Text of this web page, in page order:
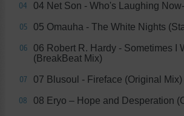
04 04 Net Son - Who's Laughing
05 05 Omauha - The White Nights
06
06 Robert R. Hardy - Sometimes I
(BreakBeat Mix)
07 07 Blusoul - Fireface (Original Mix)
08 08 Eryo – Hope and Desperation